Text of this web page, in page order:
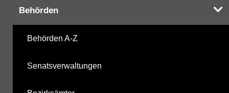
Behörden
Behörden A-Z
Senatsverwaltungen